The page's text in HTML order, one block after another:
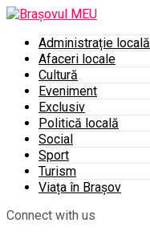
Administrație locală
Afaceri locale
Cultură
Eveniment
Exclusiv
Politică locală
Social
Sport
Turism
Viața în Brașov
Connect with us